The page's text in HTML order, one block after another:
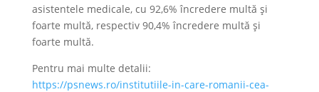
asistentele medicale, cu 92,6% încredere multă și
foarte multă, respectiv 90,4% încredere multă și
foarte multă.
Pentru mai multe detalii:
https://psnews.ro/institutiile-in-care-romanii-cea-